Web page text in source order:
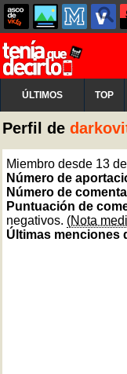
ÚLTIMOS TOP
Perfil de
Miembro desde 13
Número de
Número de
Puntuación de
negativos. (Nota
Últimas menciones